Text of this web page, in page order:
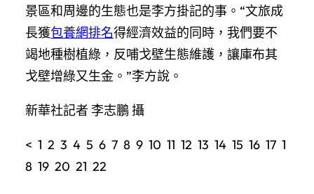
景區和周邊的生態也是李方掛記的事。“文旅成
長獲包養網排名得經濟效益的同時，我們要不
竭地種樹植綠，反哺戈壁生態維護，讓庫布其
戈壁增綠又生金。”李方說。
新華社記者 李志鵬 攝
< 1 2 3 4 5 6 7 8 9 10 11 12 13 14 15 16 17 1
8 19 20 21 22